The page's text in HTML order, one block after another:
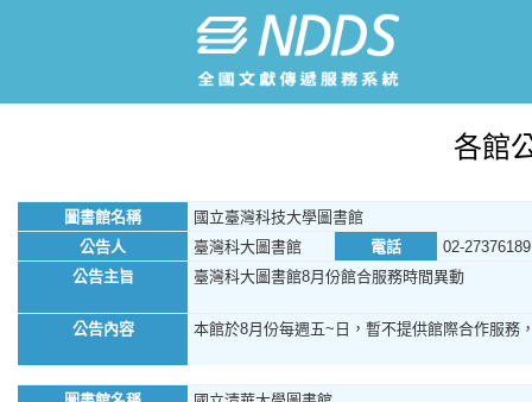
各館
圖書館名稱
國立臺灣科技大學圖書館
公告人
臺灣科大圖書館 電話
02-27376189
公告主旨
臺灣科大圖書館8月份館合服務時間異動
公告內容 本館於8月份每週五~日，暫不提供館際合作服務